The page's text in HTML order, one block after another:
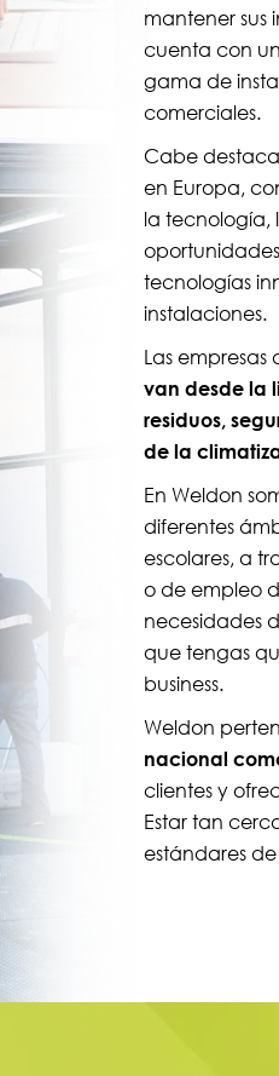
mantener sus
cuenta con
gama de
comerciales.
Cabe
en Europa,
la tecnología,
tecnologías
instalaciones.
Las
van desde la
residuos,
de la
En Weldon
diferentes
escolares, a
o de empleo
necesidades
que tengas
business.
Weldon
nacional
clientes y
Estar tan
estándares